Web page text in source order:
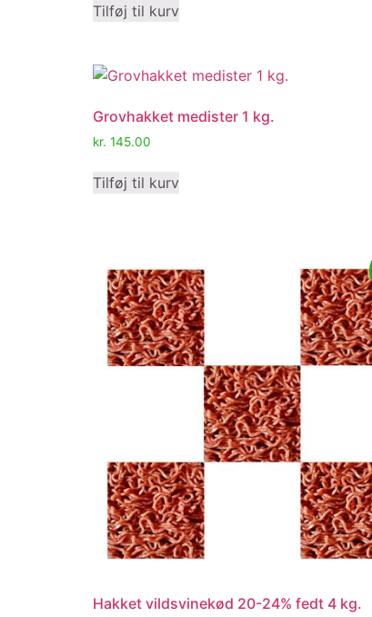
Tilføj til kurv
Grovhakket medister 1 kg.
kr. 145.00
Tilføj til kurv
Hakket vildsvinekød 20-24% fedt 4 kg.